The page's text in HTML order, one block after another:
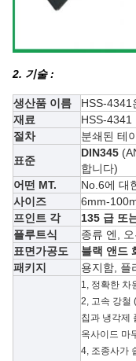
2. 기술 :
생산품 이름
HSS-4341
재료
HSS-4341
절차
분쇄된 테
표준
DIN345
합니다)
어떤 MT.
No.6에 대
사이즈
6mm-
프인트 각
135 급 또
플루트식
종류 엔,
표면가공도
블랙 앤드
패키지
용지함, 플
1, 정확한 차
2, 고속 강철
칩과 냉각제
옥사이드 마
4, 조종사가